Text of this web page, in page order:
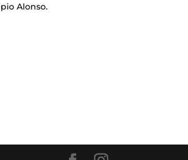
Alonso.